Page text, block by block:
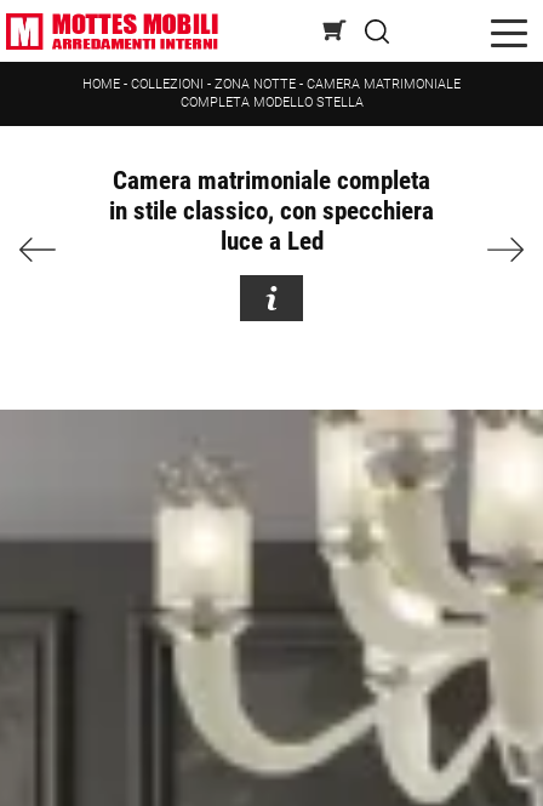
HOME - COLLEZIONI - ZONA NOTTE - CAMERA MATRIMONIALE
COMPLETA MODELLO STELLA
Camera matrimoniale completa
in stile classico, con specchiera
luce a Led